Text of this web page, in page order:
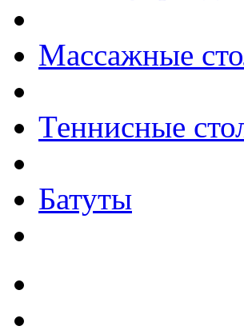
Массажные
Теннисные
Батуты